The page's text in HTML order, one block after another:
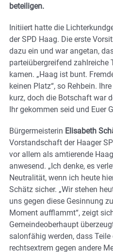
beteiligen.
Initiiert hatte die
der SPD Haag. Die erste
dazu ein und war angetan,
parteiübergreifend zahlreiche
kamen. „Haag ist bunt.
keinen Platz“, so Rehbein.
kurz, doch die Botschaft war
Ihr gekommen seid und Euer
Bürgermeisterin Elisabeth
Vorstandschaft der Haager
vor allem als amtierende
anwesend. „Ich denke, es
Neutralität, wenn ich heute
Schätz sicher. „Wir stehen
uns gegen diese Gesinnung
Moment aufflammt“, zeigt
Gemeindeoberhaupt
salonfähig werden, dass Teile
rechtsextrem gegen andere